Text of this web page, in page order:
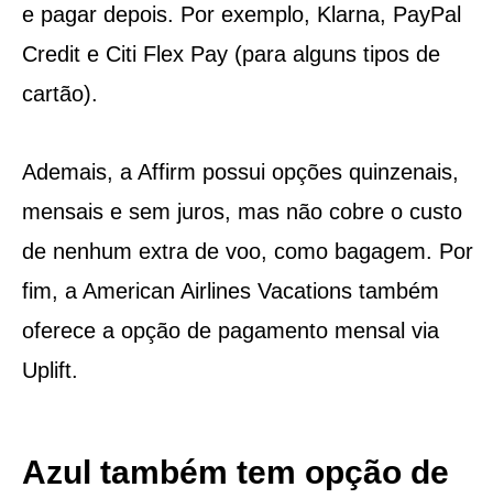
e pagar depois. Por exemplo, Klarna, PayPal
Credit e Citi Flex Pay (para alguns tipos de
cartão).
Ademais, a Affirm possui opções quinzenais,
mensais e sem juros, mas não cobre o custo
de nenhum extra de voo, como bagagem. Por
fim, a American Airlines Vacations também
oferece a opção de pagamento mensal via
Uplift.
Azul também tem opção de